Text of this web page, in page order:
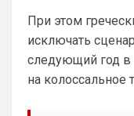
При этом
исключать
следующий год в
на колоссальное
еще будет у нас,
• 20:28
Отмечу сразу,